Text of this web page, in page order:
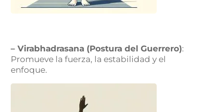
– Virabhadrasana (Postura del Guerrero):
Promueve la fuerza, la estabilidad y el
enfoque.